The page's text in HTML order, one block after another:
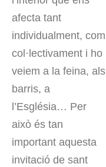
afecta tant
individualment, com
col·lectivament i ho
veiem a la feina, als
barris, a
l’Església… Per
això és tan
important aquesta
invitació de sant